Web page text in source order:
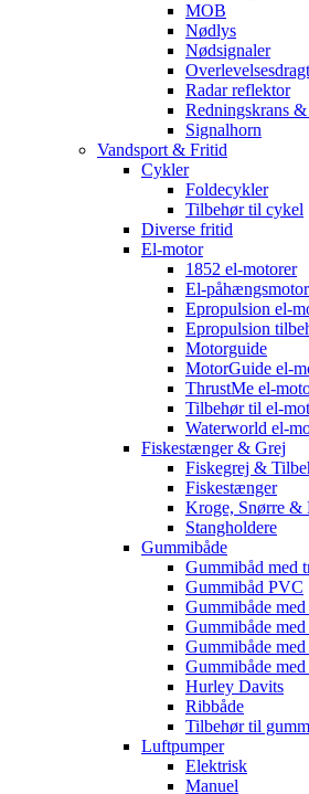
MOB
Nødlys
Nødsignaler
Radar reflektor
Redningskrans
Signalhorn
Vandsport & Fritid
Cykler
Foldecykler
Tilbehør til cykel
Diverse fritid
El-motor
1852 el-motorer
El-
Epropulsion el-
Epropulsion
Motorguide
MotorGuide el-
ThrustMe el-
Tilbehør til el-
Waterworld el-
Fiskestænger & Grej
Fiskegrej &
Fiskestænger
Kroge, Snørre &
Stangholdere
Gummibåde
Gummibåd med
Gummibåd PVC
Gummibåde
Gummibåde
Gummibåde
Gummibåde
Hurley Davits
Ribbåde
Tilbehør til
Luftpumper
Elektrisk
Manuel